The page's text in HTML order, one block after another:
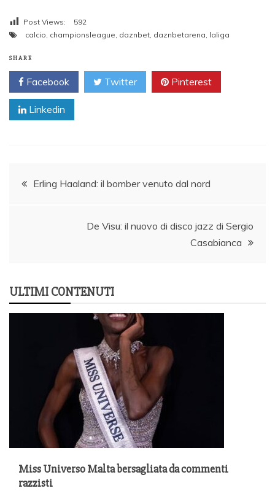
Post Views:
592
calcio, championsleague, daznbet, daznbetarena, laliga
SHARE
Facebook Twitter Pinterest
Linkedin
PostErling Haaland: il bomber venuto dal nord
De Visu: il nuovo di disco jazz di Sergio
Casabianca
ULTIMI CONTENUTI
Miss Universo Malta bersagliata da commenti
razzisti